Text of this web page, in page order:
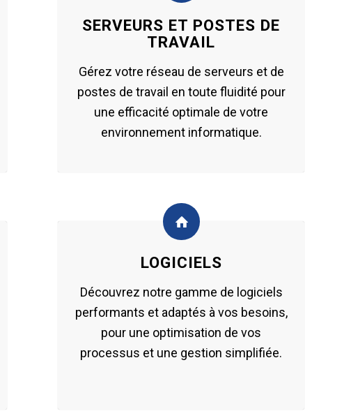
SERVEURS ET POSTES DE
TRAVAIL
Gérez votre réseau de serveurs et de
postes de travail en toute fluidité pour
une efficacité optimale de votre
environnement informatique.
LOGICIELS
Découvrez notre gamme de logiciels
performants et adaptés à vos besoins,
pour une optimisation de vos
processus et une gestion simplifiée.